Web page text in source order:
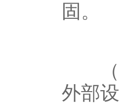
固。
（2
外部